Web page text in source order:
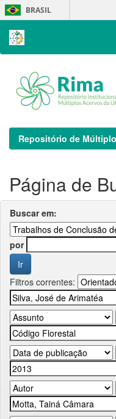
Skip
navigation
BRASIL
Repositório de
Página de
Buscar em:
por
Filtros correntes: